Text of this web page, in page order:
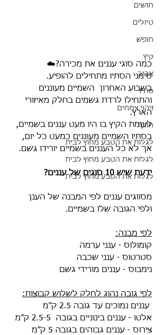
חושים
טיולים
חופש
קיץ
אביב
סתיו
זיהוי צמחים
חורף
לגלות את הטבע מחוץ לבית
לגלות את הטבע מחוץ לבית
לגלות את הטבע מחוץ לבית
כמה סוגי עננים את מכירה?☁️
סימני הסתיו מתחילים להופיע.
בשבוע האחרון  השמיים מעוננים
והתחילו לרדת גשמים בחלק מאיזורי
הארץ.
לעומת הקיץ בו היו מעט עננים בשמיים,
בסתיו השמיים מעוננים כמעט כל יום,
אך לא כל העננים בשמיים יורידו גשם.
ידעת שיש 10 סוגים של עננים?
מסווגים עננים לפי המבנה של הענן
ולפי הגובה שלו בשמיים.
לפי מבנה:
קומולוס - ענני ערמה
סטרטוס - ענני שכבה
נימבוס - עננים מורידי גשם
לפי גובה נהוג לחלק לשלוש קבוצות:
אלטו - עננים בינוניים בגובה  2.5-5 ק”מ
צירוס - עננים גבוהים בגובה 5 ק”מ